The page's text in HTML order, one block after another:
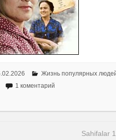
Жизнь популярных
1 коментарий
Sahifalar